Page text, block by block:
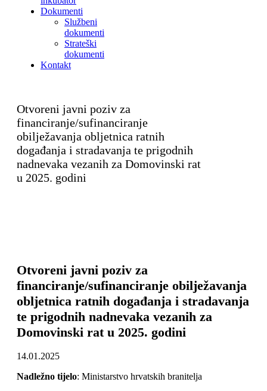
Dokumenti
Službeni
dokumenti
Strateški
dokumenti
Kontakt
Otvoreni javni poziv za
financiranje/sufinanciranje
obilježavanja obljetnica ratnih
događanja i stradavanja te prigodnih
nadnevaka vezanih za Domovinski rat
u 2025. godini
Otvoreni javni poziv za
financiranje/sufinanciranje obilježavanja
obljetnica ratnih događanja i stradavanja
te prigodnih nadnevaka vezanih za
Domovinski rat u 2025. godini
14.01.2025
Nadležno tijelo: Ministarstvo hrvatskih branitelja